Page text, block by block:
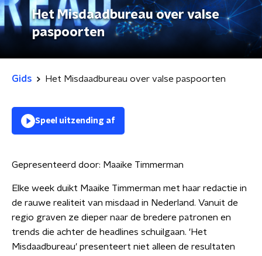
Het Misdaadbureau over valse
paspoorten
Gids Het Misdaadbureau over valse paspoorten
Speel uitzending af
Gepresenteerd door: Maaike Timmerman
Elke week duikt Maaike Timmerman met haar redactie in
de rauwe realiteit van misdaad in Nederland. Vanuit de
regio graven ze dieper naar de bredere patronen en
trends die achter de headlines schuilgaan. 'Het
Misdaadbureau' presenteert niet alleen de resultaten